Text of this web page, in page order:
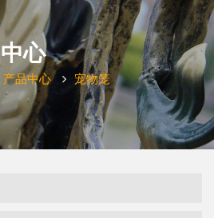
心
产品中心 宠物笼